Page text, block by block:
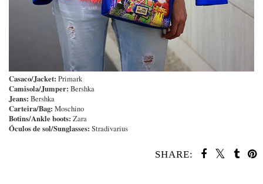
Casaco/Jacket: Primark
Camisola/Jumper: Bershka
Jeans: Bershka
Carteira/Bag: Moschino
Botins/Ankle boots: Zara
Óculos de sol/Sunglasses: Stradivarius
SHARE: